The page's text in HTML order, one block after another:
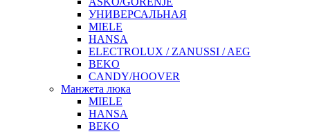
УНИВЕРСАЛЬНАЯ
MIELE
HANSA
ELECTROLUX / ZANUSSI / AEG
BEKO
CANDY/HOOVER
Манжета люка
MIELE
HANSA
BEKO